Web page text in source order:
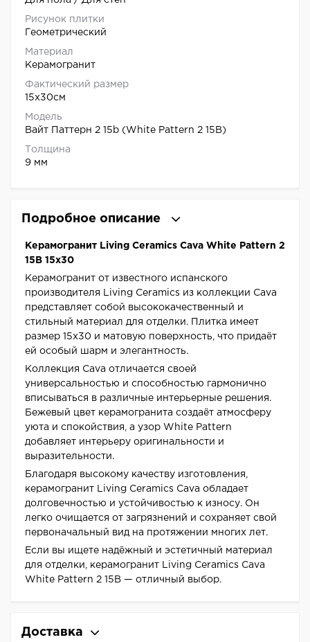
Рисунок плитки
Геометрический
Материал
Керамогранит
Фактический размер
15x30см
Модель
Вайт Паттерн 2 15b (White Pattern 2 15B)
Толщина
9 мм
Подробное описание
Керамогранит Living Ceramics Cava White Pattern 2
15B 15x30
Керамогранит от известного испанского
производителя Living Ceramics из коллекции Cava
представляет собой высококачественный и
стильный материал для отделки. Плитка имеет
размер 15x30 и матовую поверхность, что придаёт
ей особый шарм и элегантность.
Коллекция Cava отличается своей
универсальностью и способностью гармонично
вписываться в различные интерьерные решения.
Бежевый цвет керамогранита создаёт атмосферу
уюта и спокойствия, а узор White Pattern
добавляет интерьеру оригинальности и
выразительности.
Благодаря высокому качеству изготовления,
керамогранит Living Ceramics Cava обладает
долговечностью и устойчивостью к износу. Он
легко очищается от загрязнений и сохраняет свой
первоначальный вид на протяжении многих лет.
Если вы ищете надёжный и эстетичный материал
для отделки, керамогранит Living Ceramics Cava
White Pattern 2 15B — отличный выбор.
Доставка